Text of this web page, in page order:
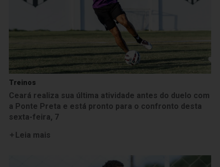
Treinos
Ceará realiza sua última atividade antes do duelo com
a Ponte Preta e está pronto para o confronto desta
sexta-feira, 7
Leia mais